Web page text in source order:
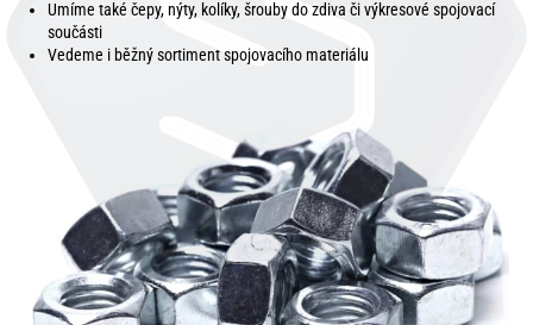
Umíme také čepy, nýty, kolíky, šrouby do zdiva či výkresové spojovací
součásti
Vedeme i běžný sortiment spojovacího materiálu